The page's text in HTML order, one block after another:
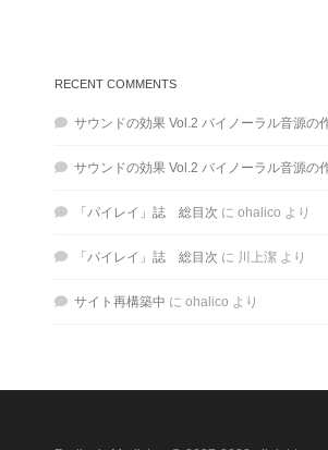
RECENT COMMENTS
サウンドの効果 Vol.2 バイノーラル音源の
サウンドの効果 Vol.2 バイノーラル音源の
「パイレイ」誌 総目次 に ohalico より
「パイレイ」誌 総目次 に 川上潔 より
サイト再構築中 に ohalico より